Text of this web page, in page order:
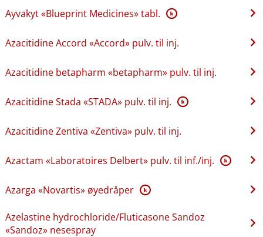
Ayvakyt «Blueprint Medicines» tabl. K
Azacitidine Accord «Accord» pulv. til inj.
Azacitidine betapharm «betapharm» pulv. til inj.
Azacitidine Stada «STADA» pulv. til inj. K
Azacitidine Zentiva «Zentiva» pulv. til inj.
Azactam «Laboratoires Delbert» pulv. til inf.​/​inj. K
Azarga «Novartis» øyedråper K
Azelastine hydrochloride​/​Fluticasone Sandoz
«Sandoz» nesespray